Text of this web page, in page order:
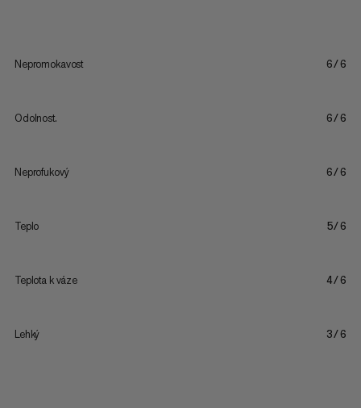
Nepromokavost 6/6
Odolnost. 6/6
Neprofukový 6/6
Teplo 5/6
Teplota k váze 4/6
Lehký 3/6